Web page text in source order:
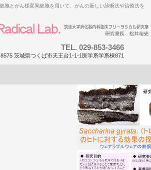
胞とがん様変異細胞を用いて、がんの新しい診断法や治療法を
TEL. 029-853-3466
茨城県つくば市天王台1-1-1医学系学系棟871